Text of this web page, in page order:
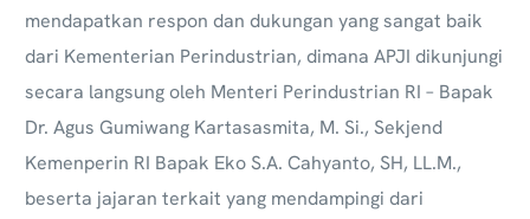
mendapatkan respon dan dukungan yang sangat baik
dari Kementerian Perindustrian, dimana APJI dikunjungi
secara langsung oleh Menteri Perindustrian RI – Bapak
Dr. Agus Gumiwang Kartasasmita, M. Si., Sekjend
Kemenperin RI Bapak Eko S.A. Cahyanto, SH, LL.M.,
beserta jajaran terkait yang mendampingi dari